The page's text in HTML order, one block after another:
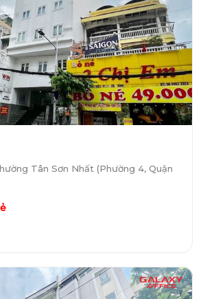
Tân Sơn Nhất (Phường 4, Quận